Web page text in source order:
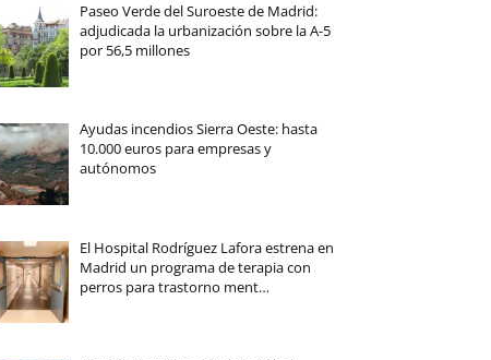
Paseo Verde del Suroeste de Madrid:
adjudicada la urbanización sobre la A-5
por 56,5 millones
Ayudas incendios Sierra Oeste: hasta
10.000 euros para empresas y
autónomos
El Hospital Rodríguez Lafora estrena en
Madrid un programa de terapia con
perros para trastorno ment…